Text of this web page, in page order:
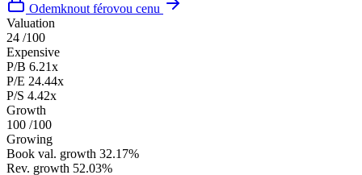
Odemknout férovou cenu
Valuation
24 /100
Expensive
P/B 6.21x
P/E 24.44x
P/S 4.42x
Growth
100 /100
Growing
Book val. growth 32.17%
Rev. growth 52.03%